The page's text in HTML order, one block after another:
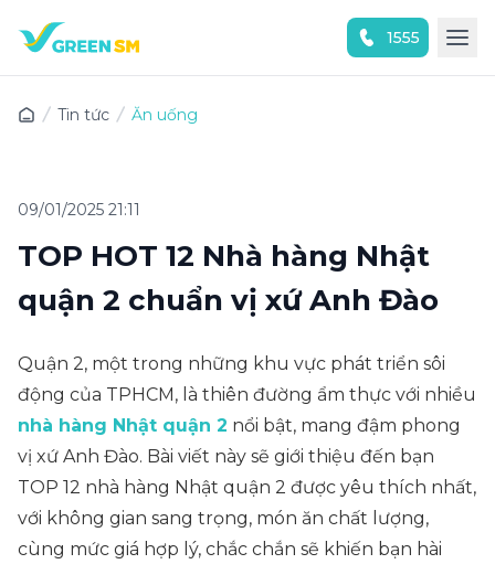
1555
Tin tức Ăn uống
09/01/2025 21:11
TOP HOT 12 Nhà hàng Nhật
quận 2 chuẩn vị xứ Anh Đào
Quận 2, một trong những khu vực phát triển sôi
động của TPHCM, là thiên đường ẩm thực với nhiều
nhà hàng Nhật quận 2 nổi bật, mang đậm phong
vị xứ Anh Đào. Bài viết này sẽ giới thiệu đến bạn
TOP 12 nhà hàng Nhật quận 2 được yêu thích nhất,
với không gian sang trọng, món ăn chất lượng,
cùng mức giá hợp lý, chắc chắn sẽ khiến bạn hài